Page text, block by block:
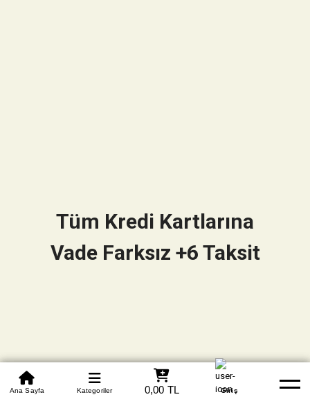
0850 305 09 70
Beden Tablosu Banka Hesapları Whatsapp Yardım
Ana Sayfa Kategoriler 0,00 TL Giriş
Tüm Kredi Kartlarına
Vade Farksız +6 Taksit